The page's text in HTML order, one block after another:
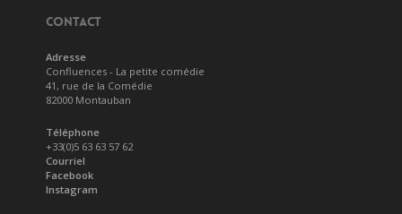
CONTACT
Adresse
Confluences - La petite comédie
41, rue de la Comédie
82000 Montauban
Téléphone
+33(0)5 63 63 57 62
Courriel
Facebook
Instagram